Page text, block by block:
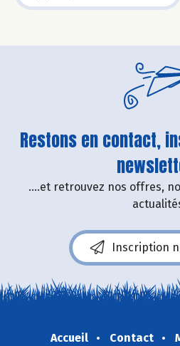
Restons en contact,
....et retrouvez nos offres,
Inscription
Accueil Contact